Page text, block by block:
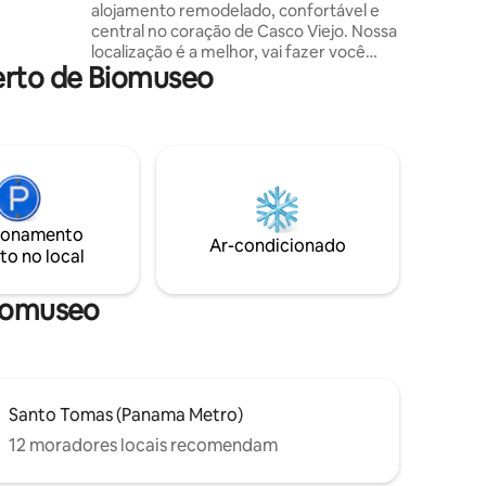
alojamento remodelado, confortável e
central no coração de Casco Viejo. Nossa
localização é a melhor, vai fazer você
voltar. Perto de restaurantes, bares,
igrejas impressionantes e museus. A
se sentir em casa, cercado pelas famosas
paredes de calicanto. - Sala de estar
espaçosa -Cozinha totalmente equipada
de Biomuseo
no local
Ar-condicionado
Santo Tomas (Panama Metro)
12 moradores locais recomendam